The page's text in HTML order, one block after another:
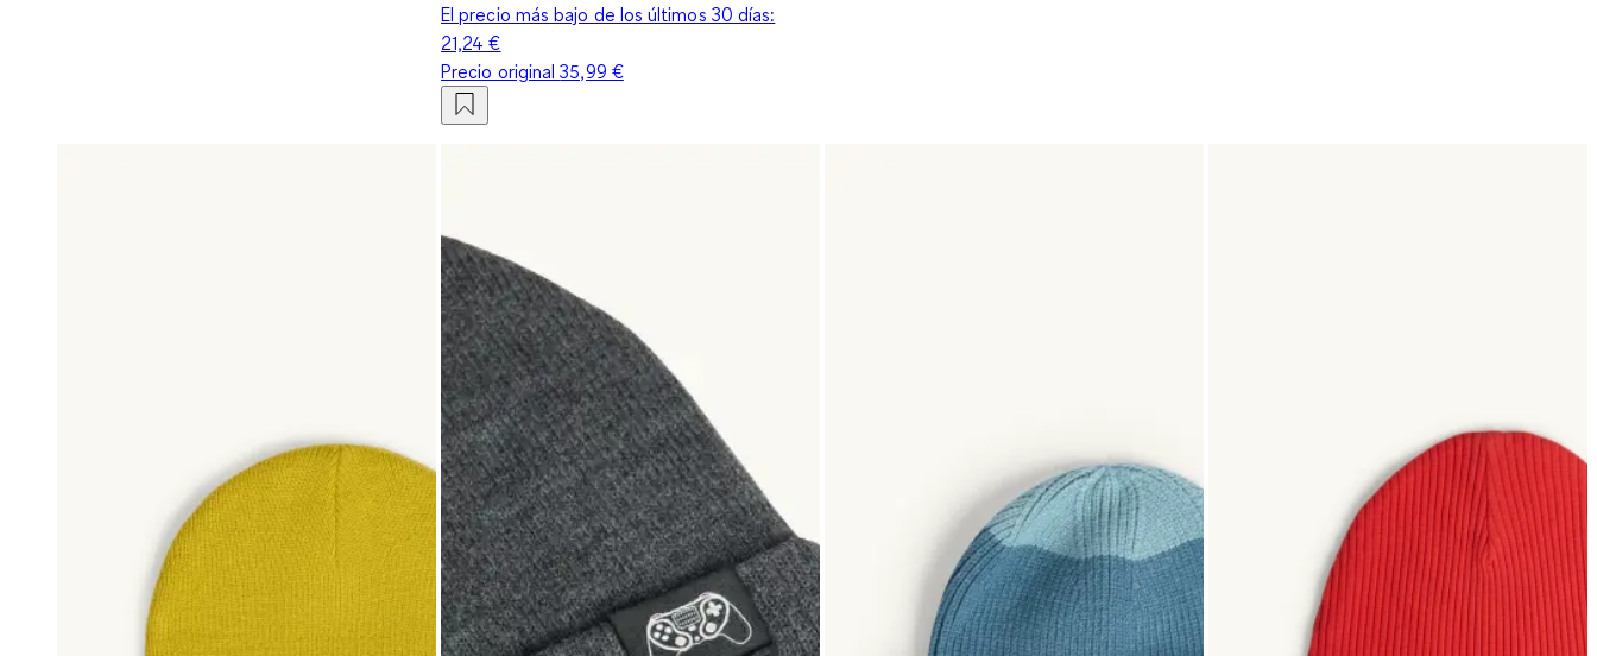
El precio más bajo de los últimos 30 días:
21,24 €
Precio original35,99 €